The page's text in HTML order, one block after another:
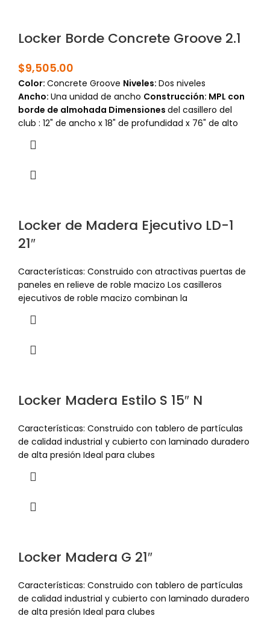
Locker Borde Concrete Groove 2.1
$9,505.00
Color: Concrete Groove Niveles: Dos niveles
Ancho: Una unidad de ancho Construcción: MPL con
borde de almohada Dimensiones del casillero del
club : 12" de ancho x 18" de profundidad x 76" de alto
Locker de Madera Ejecutivo LD-1
21″
Características: Construido con atractivas puertas de
paneles en relieve de roble macizo Los casilleros
ejecutivos de roble macizo combinan la
Locker Madera Estilo S 15″ N
Características: Construido con tablero de partículas
de calidad industrial y cubierto con laminado duradero
de alta presión Ideal para clubes
Locker Madera G 21″
Características: Construido con tablero de partículas
de calidad industrial y cubierto con laminado duradero
de alta presión Ideal para clubes